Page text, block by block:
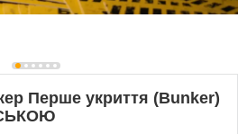
Перше укриття (Bunker)